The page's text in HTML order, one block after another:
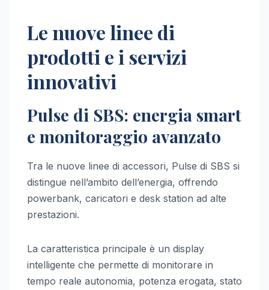
Le nuove linee di
prodotti e i servizi
innovativi
Pulse di SBS: energia smart
e monitoraggio avanzato
Tra le nuove linee di accessori, Pulse di SBS si
distingue nell’ambito dell’energia, offrendo
powerbank, caricatori e desk station ad alte
prestazioni.
La caratteristica principale è un display
intelligente che permette di monitorare in
tempo reale autonomia, potenza erogata, stato